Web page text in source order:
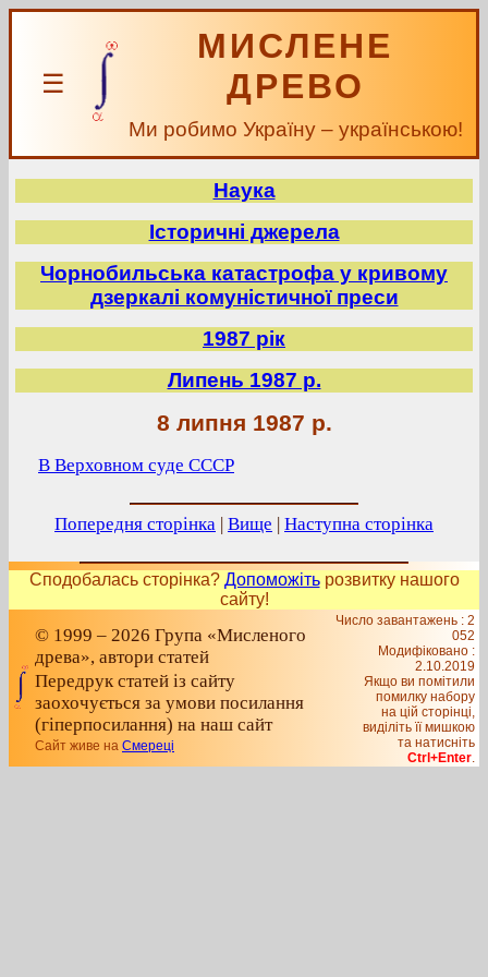
☰
МИСЛЕНЕ
ДРЕВО
Ми робимо Україну – українською!
Наука
Історичні джерела
Чорнобильська катастрофа у кривому
дзеркалі комуністичної преси
1987 рік
Липень 1987 р.
8 липня 1987 р.
В Верховном суде СССР
Попередня сторінка | Вище | Наступна сторінка
Сподобалась сторінка? Допоможітьрозвитку нашого
сайту!
© 1999 – 2026 Група «Мисленого
древа», автори статей
Передрук статей із сайту
заохочується за умови посилання
(гіперпосилання) на наш сайт
Сайт живе на Смереці
Число завантажень : 2
052
Модифіковано :
2.10.2019
Якщо ви помітили
помилку набору
на цiй сторiнцi,
видiлiть її мишкою
та натисніть
Ctrl+Enter.